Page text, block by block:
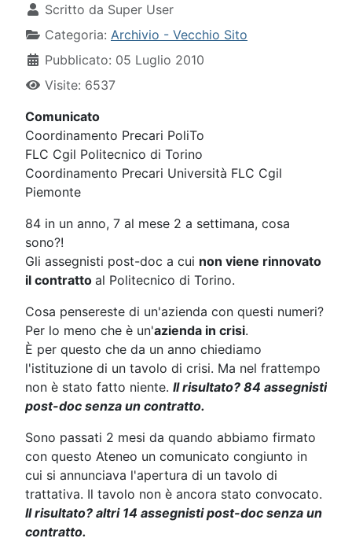
Scritto da Super User
Categoria: Archivio - Vecchio Sito
Pubblicato: 05 Luglio 2010
Visite: 6537
Comunicato
Coordinamento Precari PoliTo
FLC Cgil Politecnico di Torino
Coordinamento Precari Università FLC Cgil
Piemonte
84 in un anno, 7 al mese 2 a settimana, cosa
sono?!
Gli assegnisti post-doc a cui non viene rinnovato
il contratto al Politecnico di Torino.
Cosa pensereste di un'azienda con questi numeri?
Per lo meno che è un'azienda in crisi.
È per questo che da un anno chiediamo
l'istituzione di un tavolo di crisi. Ma nel frattempo
non è stato fatto niente. Il risultato? 84 assegnisti
post-doc senza un contratto.
Sono passati 2 mesi da quando abbiamo firmato
con questo Ateneo un comunicato congiunto in
cui si annunciava l'apertura di un tavolo di
trattativa. Il tavolo non è ancora stato convocato.
Il risultato? altri 14 assegnisti post-doc senza un
contratto.